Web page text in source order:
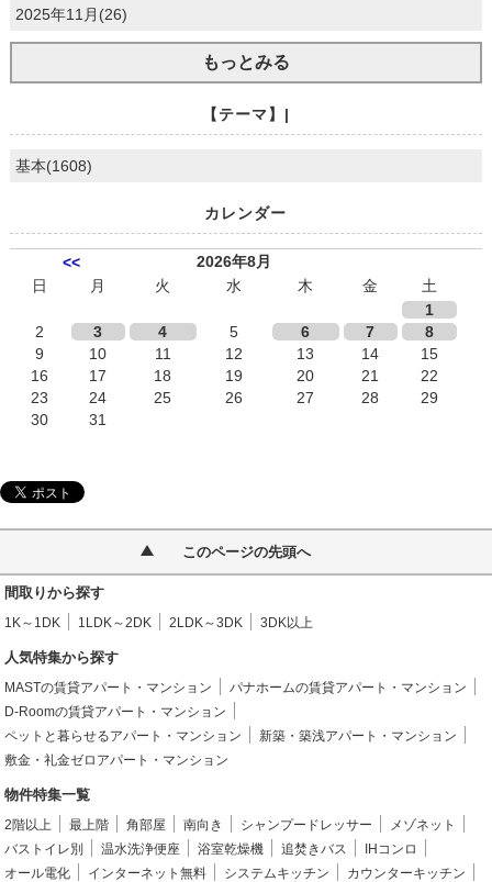
2025年11月(26)
もっとみる
【テーマ】|
基本(1608)
カレンダー
<<
2026年8月
日
月 火 水 木 金
土
1
2
3 4 5 6 7
8
9
10 11 12 13 14
15
16
17 18 19 20 21
22
23
24 25 26 27 28
29
30
31
このページの先頭へ
間取りから探す
1K～1DK 1LDK～2DK 2LDK～3DK 3DK以上
人気特集から探す
MASTの賃貸アパート・マンション
パナホームの賃貸アパート・マンション
D-Roomの賃貸アパート・マンション
ペットと暮らせるアパート・マンション
新築・築浅アパート・マンション
敷金・礼金ゼロアパート・マンション
物件特集一覧
2階以上 最上階 角部屋 南向き シャンプードレッサー
メゾネット
バストイレ別
温水洗浄便座 浴室乾燥機 追焚きバス
IHコンロ
オール電化
インターネット無料 システムキッチン
カウンターキッチン